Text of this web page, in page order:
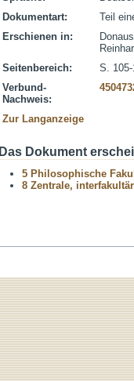
Dokumentart:
Teil
Erschienen in:
Seitenbereich:
S.
Verbund-
Nachweis:
Zur Langanzeige
Das Dokument
5 Philosophische
8 Zentrale,